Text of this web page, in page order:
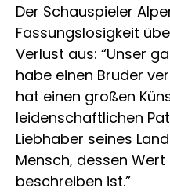
Der Schauspieler
Fassungslosigkeit
Verlust aus: “Unser
habe einen Bruder
hat einen großen
leidenschaftlichen
Liebhaber seines
Mensch, dessen
beschreiben ist.”